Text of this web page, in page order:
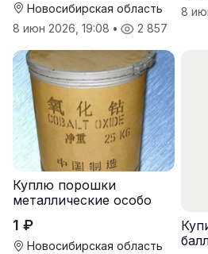
Новосибирская область
8 июн 2026, 19:08 • 2 857
8
Куплю порошки
металлические особо
1 ₽
Новосибирская область